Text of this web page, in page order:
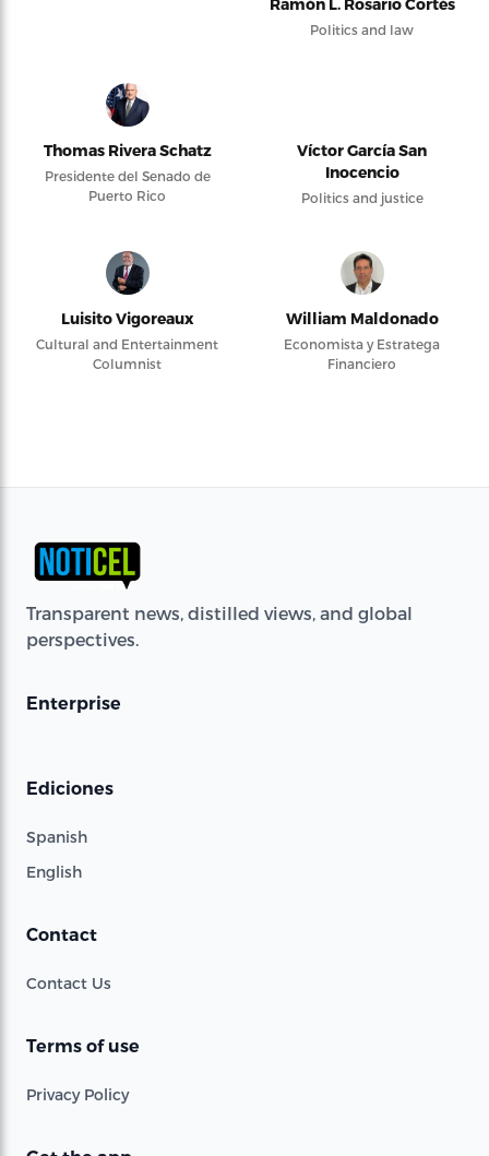
Ramón L. Rosario Cortés
Politics and law
Thomas Rivera Schatz
Presidente del Senado de
Puerto Rico
Víctor García San
Inocencio
Politics and justice
Luisito Vigoreaux
Cultural and Entertainment
Columnist
William Maldonado
Economista y Estratega
Financiero
Transparent news, distilled views, and global
perspectives.
Enterprise
Ediciones
Spanish
English
Contact
Contact Us
Terms of use
Privacy Policy